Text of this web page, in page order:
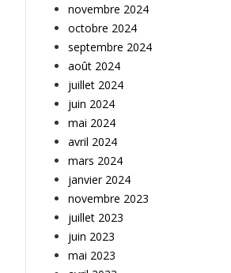
novembre 2024
octobre 2024
septembre 2024
août 2024
juillet 2024
juin 2024
mai 2024
avril 2024
mars 2024
janvier 2024
novembre 2023
juillet 2023
juin 2023
mai 2023